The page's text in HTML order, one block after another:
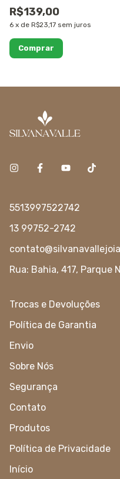
R$139,00
6 x de R$23,17 sem juros
5513997522742
13 99752-2742
Rua: Bahia, 417,
Trocas e Devoluções
Política de Garantia
Envio
Sobre Nós
Segurança
Contato
Produtos
Política de Privacidade
Início